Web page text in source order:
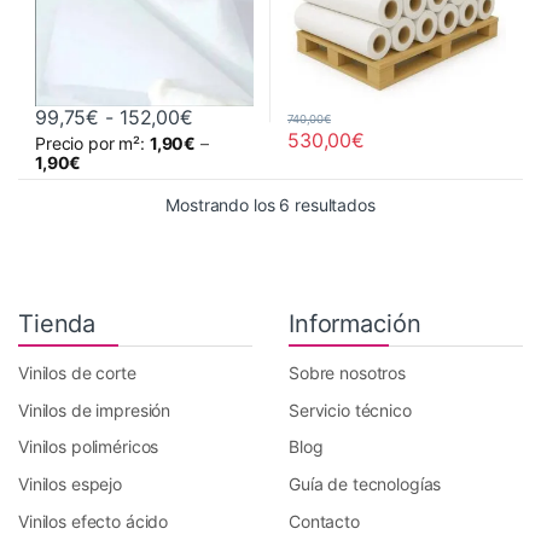
99,75€ - 152,00€Rango de precios: desde 99,75€
Precio por m²: 1,90€ –
1,90€
Este producto tiene múltiples variantes. Las opciones se
530,00€
740,00€
Mostrando los 6 resultadosOrdenado por
Tienda
Vinilos de corte
Vinilos de impresión
Vinilos poliméricos
Vinilos espejo
Vinilos efecto ácido
Información
Sobre nosotros
Servicio técnico
Blog
Guía de tecnologías
Contacto